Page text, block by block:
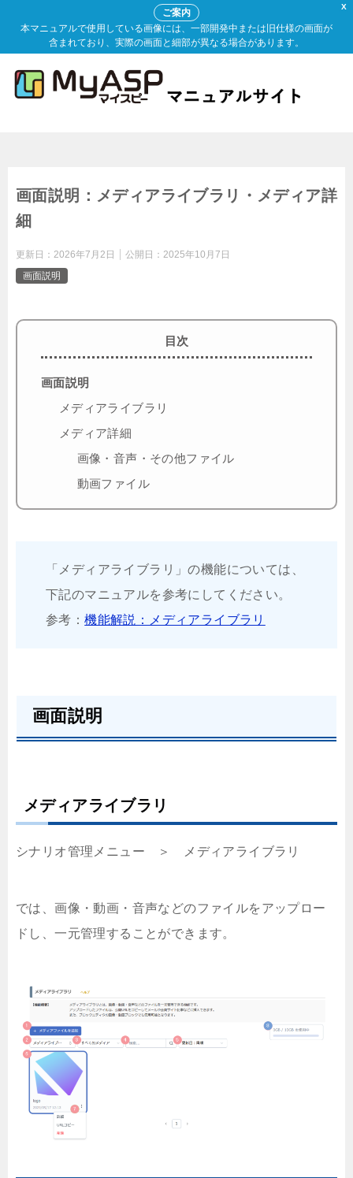
X
ご案内
本マニュアルで使用している画像には、一部開発中または旧仕様の画面が
含まれており、実際の画面と細部が異なる場合があります。
画面説明：メディアライブラリ・メディア詳
細
更新日： 2026年7月2日 公開日： 2025年10月7日
画面説明
目次
画面説明
メディアライブラリ
メディア詳細
画像・音声・その他ファイル
動画ファイル
「メディアライブラリ」の機能については、
下記のマニュアルを参考にしてください。
参考：機能解説：メディアライブラリ
画面説明
メディアライブラリ
シナリオ管理メニュー ＞ メディアライブラリ
では、画像・動画・音声などのファイルをアップロー
ドし、一元管理することができます。